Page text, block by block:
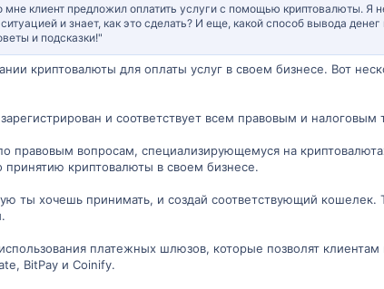
клиент предложил оплатить услуги с помощью криптовалюты. Я
и знает, как это сделать? И еще, какой способ вывода
и подсказки!"
криптовалюты для оплаты услуг в своем бизнесе. Вот
и соответствует всем правовым и налоговым
правовым вопросам, специализирующемуся на
криптовалюты в своем бизнесе.
ты хочешь принимать, и создай соответствующий
платежных шлюзов, которые позволят клиентам
BitPay и Coinify.